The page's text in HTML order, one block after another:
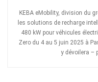
KEBA eMobility, division du
les solutions de recharge
480 kW pour véhicules
Zero du 4 au 5 juin 2025 à
y dévoilera –